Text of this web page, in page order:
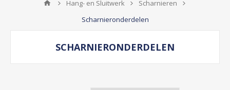
Hang- en Sluitwerk
Scharnieren
Scharnieronderdelen
SCHARNIERONDERDELEN